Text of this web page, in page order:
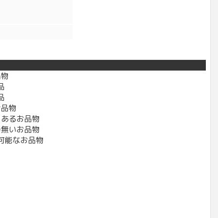
物
るお品物
いお品物
能なお品物